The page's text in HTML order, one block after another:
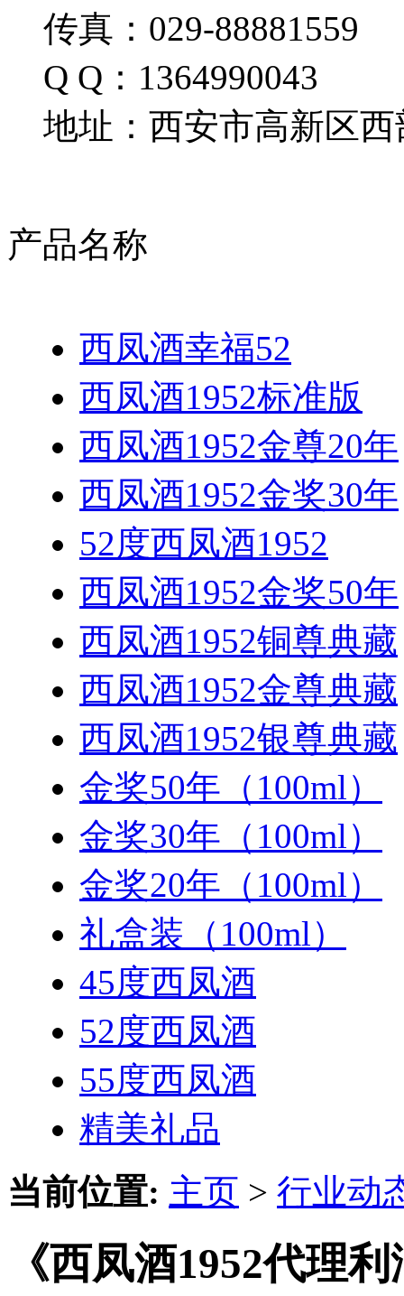
传真：029-88881559
Q Q：1364990043
地址：西安市高新区西
产品名称
西凤酒幸福52
西凤酒1952标准版
西凤酒1952金尊20年
西凤酒1952金奖30年
52度西凤酒1952
西凤酒1952金奖50年
西凤酒1952铜尊典藏
西凤酒1952金尊典藏
西凤酒1952银尊典藏
金奖50年（100ml）
金奖30年（100ml）
金奖20年（100ml）
礼盒装（100ml）
45度西凤酒
52度西凤酒
55度西凤酒
精美礼品
当前位置: 主页 > 行业动
《西凤酒1952代理